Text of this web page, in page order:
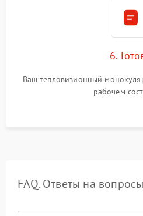
6.
Ваш тепловизионный
рабочем
FAQ. Ответы на вопросы